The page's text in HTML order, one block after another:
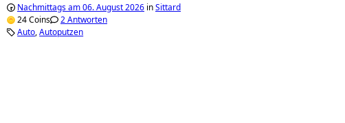
Nachmittags am 06. August 2026 inSittard
24 Coins
2 Antworten
Auto Autoputzen